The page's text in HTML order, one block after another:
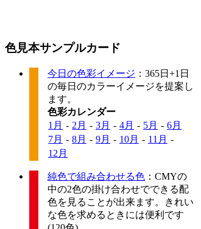
色見本サンプルカード
今日の色彩イメージ ：365日+1日
の毎日のカラーイメージを提案し
ます。
色彩カレンダー
1月 - 2月 - 3月 - 4月 - 5月 - 6月
7月 - 8月 - 9月 - 10月 - 11月 -
12月
純色で組み合わせる色 ：CMYの
中の2色の掛け合わせでできる配
色を見ることが出来ます。きれい
な色を求めるときには便利です